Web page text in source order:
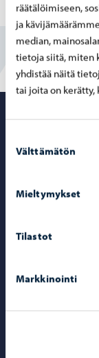
räätälöimiseen,
ja
median,
tietoja siitä, miten
yhdistää näitä
tai joita on kerätty,
valinta
Välttämätön
Mieltymykset
Tilastot
Markkinointi